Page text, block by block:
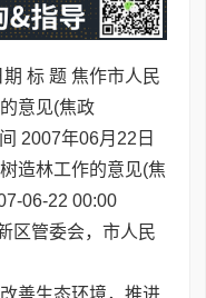
标 题 焦作市人民
意见(焦政
2007年06月22日
造林工作的意见(焦
06-22 00:00
区管委会，市人民